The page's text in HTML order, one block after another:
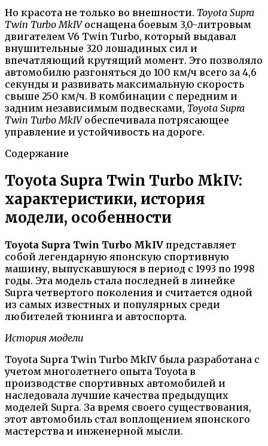
Но красота не только во внешности. Toyota Supra
Twin Turbo MkIVоснащена боевым 3,0-литровым
двигателем V6 Twin Turbo, который выдавал
внушительные 320 лошадиных сил и
впечатляющий крутящий момент. Это позволяло
автомобилю разгоняться до 100 км/ч всего за 4,6
секунды и развивать максимальную скорость
свыше 250 км/ч. В комбинации с передним и
задним независимым подвесками, Toyota Supra
Twin Turbo MkIVобеспечивала потрясающее
управление и устойчивость на дороге.
Содержание
Toyota Supra Twin Turbo MkIV:
характеристики, история
модели, особенности
Toyota Supra Twin Turbo MkIV представляет
собой легендарную японскую спортивную
машину, выпускавшуюся в период с 1993 по 1998
годы. Эта модель стала последней в линейке
Supra четвертого поколения и считается одной
из самых известных и популярных среди
любителей тюнинга и автоспорта.
История модели
Toyota Supra Twin Turbo MkIV была разработана с
учетом многолетнего опыта Toyota в
производстве спортивных автомобилей и
наследовала лучшие качества предыдущих
моделей Supra. За время своего существования,
этот автомобиль стал воплощением японского
мастерства и инженерной мысли.